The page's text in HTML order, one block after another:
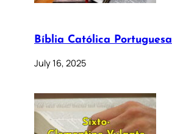
Bíblia Católica Portuguesa
July 16, 2025